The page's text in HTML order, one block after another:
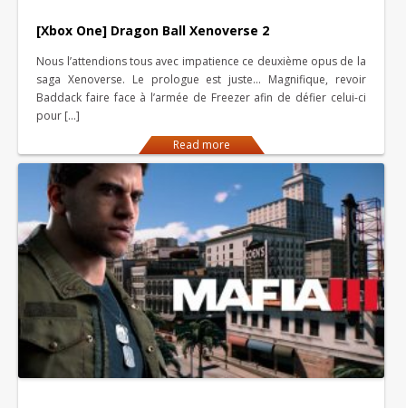
[Xbox One] Dragon Ball Xenoverse 2
Nous l’attendions tous avec impatience ce deuxième opus de la
saga Xenoverse. Le prologue est juste… Magnifique, revoir
Baddack faire face à l’armée de Freezer afin de défier celui-ci
pour […]
Read more